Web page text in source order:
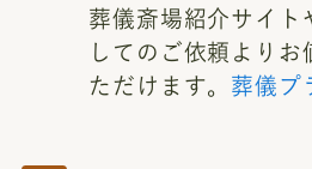
葬儀斎場紹介サイト
してのご依頼よりお
ただけます。 葬儀プ